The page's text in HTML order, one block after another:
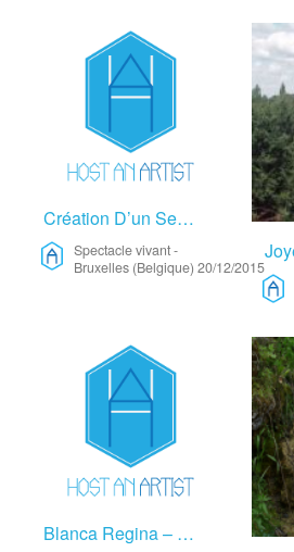
Création D’un Seul En Scène – Spectacle Vivant
Spectacle vivant-
Bruxelles (Belgique) 20/12/2015
Blanca Regina – Arts Visuels